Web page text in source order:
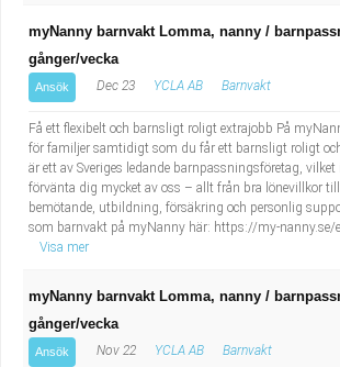
myNanny barnvakt Lomma, nanny /
gånger/vecka
Ansök Dec 23 YCLA AB Barnvakt
Få ett flexibelt och barnsligt roligt extrajobb På
för familjer samtidigt som du får ett barnsligt roligt
är ett av Sveriges ledande barnpassningsföretag,
förvänta dig mycket av oss – allt från bra lönevillkor
bemötande, utbildning, försäkring och personlig
som barnvakt på myNanny här: https://my-nanny.se/
Visa mer
myNanny barnvakt Lomma, nanny /
gånger/vecka
Ansök Nov 22 YCLA AB Barnvakt